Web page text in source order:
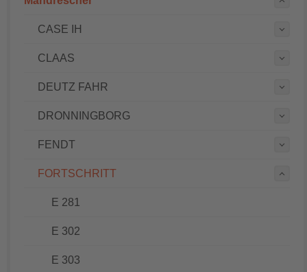
CASE IH
CLAAS
DEUTZ FAHR
DRONNINGBORG
FENDT
FORTSCHRITT
E 281
E 302
E 303